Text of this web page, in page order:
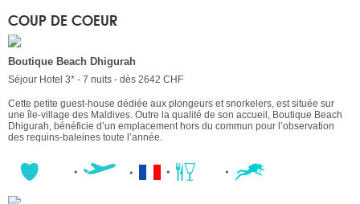
COUP DE COEUR
Boutique Beach Dhigurah
Séjour Hotel 3* - 7 nuits - dès 2642 CHF
Cette petite guest-house dédiée aux plongeurs et snorkelers, est située sur
une île-village des Maldives. Outre la qualité de son accueil, Boutique Beach
Dhigurah, bénéficie d’un emplacement hors du commun pour l’observation
des requins-baleines toute l’année.